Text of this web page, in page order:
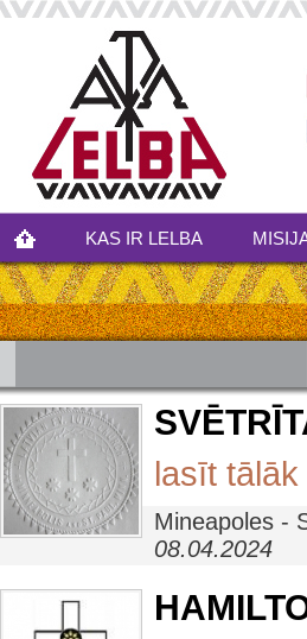
KAS IR LELBA
lasīt tālāk
Mineapoles -
08.04.2024